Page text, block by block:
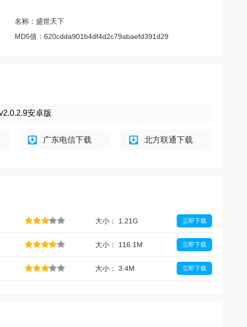
名称： 盛世天下
MD5值： 620cdda901b4df4d2c79abaefd391d29
安卓版
广东电信下载 北方联通下载
大小： 1.21G 立即下载
大小： 116.1M 立即下载
大小： 3.4M 立即下载